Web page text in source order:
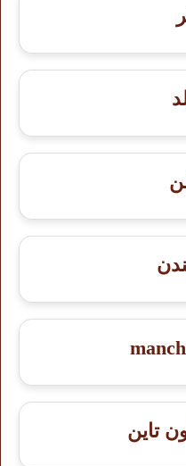
تاين